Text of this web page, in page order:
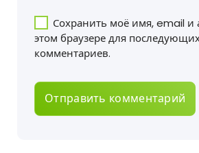
Сохранить моё имя, email и
этом браузере для
комментариев.